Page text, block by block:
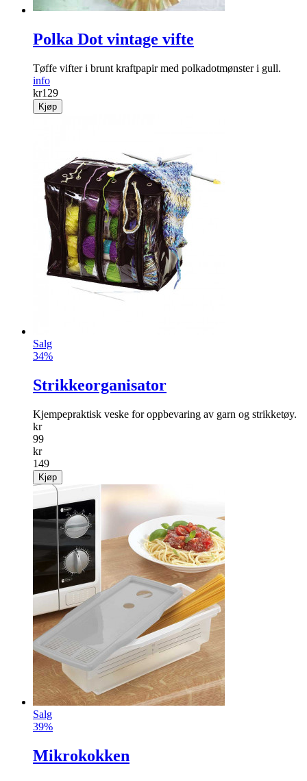
Polka Dot vintage vifte
Tøffe vifter i brunt kraftpapir med polkadotmønster i gull.
info
kr129
Kjøp
Salg
34%
Strikkeorganisator
Kjempepraktisk veske for oppbevaring av garn og strikketøy.
kr
99
kr
149
Kjøp
Salg
39%
Mikrokokken